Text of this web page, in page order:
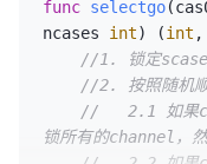
func selectgo
ncases int) (int ,
//1. 锁定scase
//2. 按照随机
//   2.1 如果
锁所有的channel